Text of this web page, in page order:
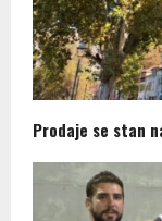
Prodaje se stan